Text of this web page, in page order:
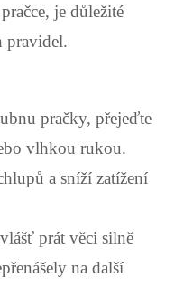
je důležité
pravidel.
pračky, přejeďte
vlhkou rukou.
a sníží zatížení
prát věci silně
na další